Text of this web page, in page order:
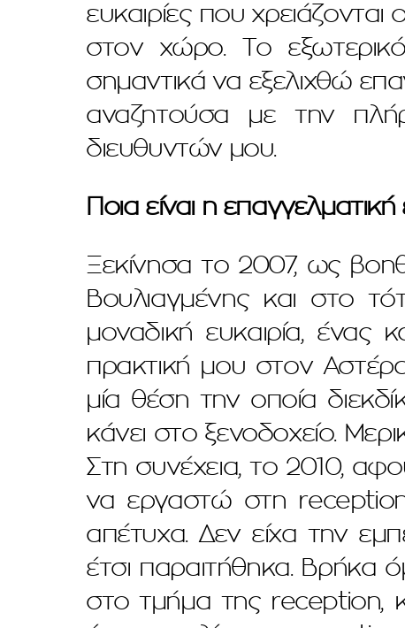
ευκαιρίες που
στον χώρο. Το
σημαντικά να εξελιχθώ
αναζητούσα με την
διευθυντών μου.
Ποια είναι η
Ξεκίνησα το 2007, ως
Βουλιαγμένης και στο
μοναδική ευκαιρία,
πρακτική μου στον
μία θέση την οποία
κάνει στο ξενοδοχείο.
Στη συνέχεια, το 2010,
να εργαστώ στη
απέτυχα. Δεν είχα την
έτσι παραιτήθηκα. Βρήκα
στο τμήμα της reception,